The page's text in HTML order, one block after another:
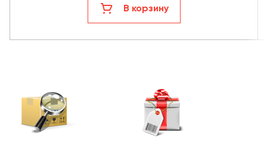
В корзину